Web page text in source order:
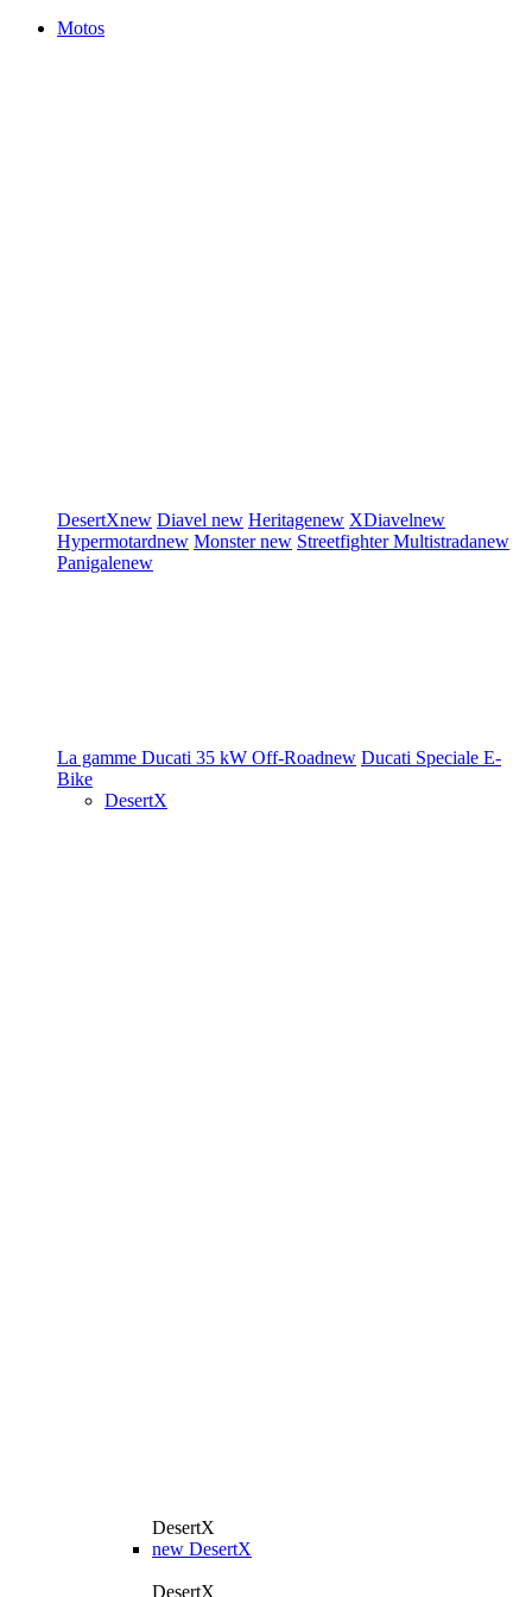
Motos
DesertXnew Diavel new Heritagenew XDiavelnew
Hypermotardnew Monsternew StreetfighterMultistradanew
Panigalenew
La gamme Ducati 35 kW Off-Roadnew Ducati Speciale E-
Bike
DesertX
DesertX
new DesertX
DesertX